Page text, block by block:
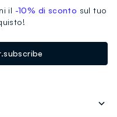
il -10% di sconto sul tuo